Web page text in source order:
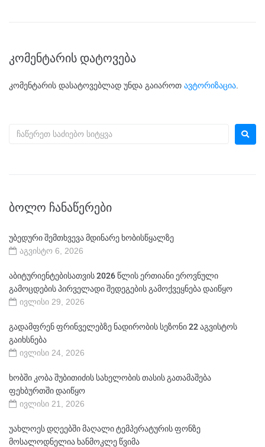
კომენტარის დატოვება
კომენტარის დასატოვებლად უნდა გაიაროთ ავტორიზაცია
ᲑᲝᲚᲝ ᲩᲐᲜᲐᲬᲔᲠᲔᲑᲘ
უბედური შემთხვევა მდინარე ხობისწყალზე
აგვისტო 6, 2026
აბიტურიენტებისათვის 2026 წლის ერთიანი ეროვნული
გამოცდების პირველადი შედეგების გამოქვეყნება დაიწყო
ივლისი 29, 2026
გადამფრენ ფრინველებზე ნადირობის სეზონი 22 აგვისტოს
გაიხსნება
ივლისი 24, 2026
ხობში კობა შუბითიძის სახელობის თასის გათამაშება
ფეხბურთში დაიწყო
ივლისი 21, 2026
უახლოეს დღეებში მაღალი ტემპერატურის ფონზე
მოსალოდნელია ხანმოკლე წვიმა